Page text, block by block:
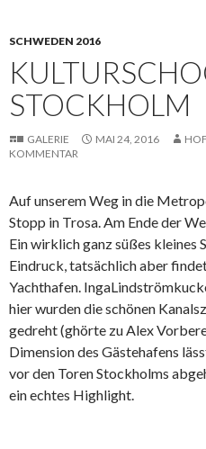
SCHWEDEN 2016
STOCKHOLM
GALERIE MAI 24, 2016
KOMMENTAR
Auf unserem Weg in die
Stopp in Trosa. Am Ende der
Ein wirklich ganz süßes kleines
Eindruck, tatsächlich aber
Yachthafen.
hier wurden die schönen
gedreht (ghörte zu Alex
Dimension des Gästehafens
vor den Toren Stockholms
ein echtes Highlight.